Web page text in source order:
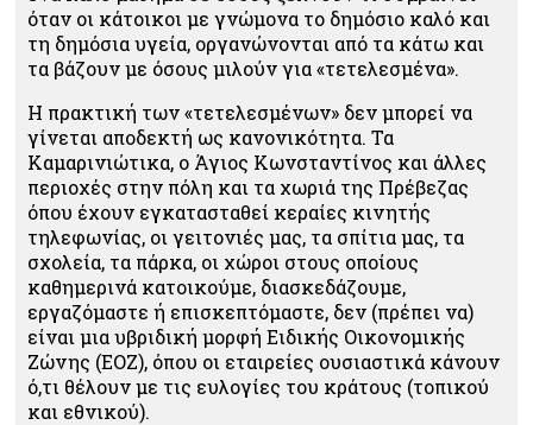
όταν οι κάτοικοι με γνώμονα το δημόσιο καλό και
τη δημόσια υγεία, οργανώνονται από τα κάτω και
τα βάζουν με όσους μιλούν για «τετελεσμένα».
Η πρακτική των «τετελεσμένων» δεν μπορεί να
γίνεται αποδεκτή ως κανονικότητα. Τα
Καμαρινιώτικα, ο Άγιος Κωνσταντίνος και άλλες
περιοχές στην πόλη και τα χωριά της Πρέβεζας
όπου έχουν εγκατασταθεί κεραίες κινητής
τηλεφωνίας, οι γειτονιές μας, τα σπίτια μας, τα
σχολεία, τα πάρκα, οι χώροι στους οποίους
καθημερινά κατοικούμε, διασκεδάζουμε,
εργαζόμαστε ή επισκεπτόμαστε, δεν (πρέπει να)
είναι μια υβριδική μορφή Ειδικής Οικονομικής
Ζώνης (ΕΟΖ), όπου οι εταιρείες ουσιαστικά κάνουν
ό,τι θέλουν με τις ευλογίες του κράτους (τοπικού
και εθνικού).